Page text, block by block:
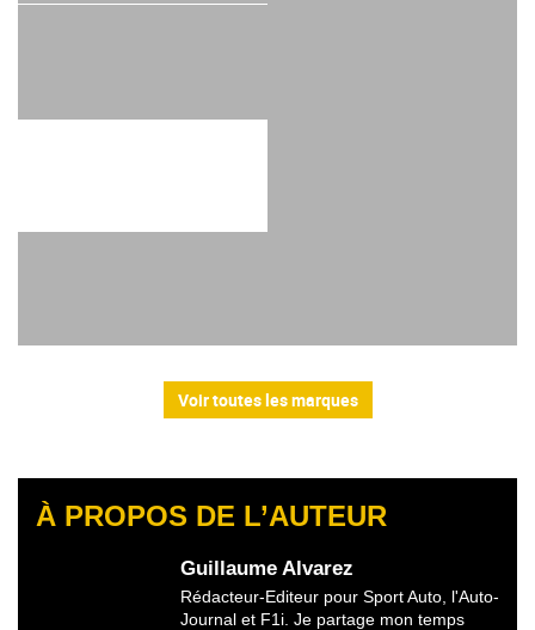
Voir toutes les marques
À PROPOS DE L’AUTEUR
Guillaume Alvarez
Rédacteur-Editeur pour Sport Auto, l'Auto-
Journal et F1i. Je partage mon temps